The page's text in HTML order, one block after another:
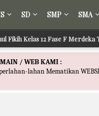
SD SMP SMA
Fikih Kelas 12 Fase F Merdeka
Ilmu Tafsir Kelas 12 Fase F
/ WEB KAMI :
lahan Mematikan